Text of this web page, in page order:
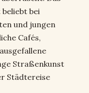
bei
und jungen
Cafés,
Straßenkunst
Städtereise